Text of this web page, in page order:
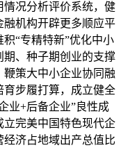
况分析评价系统，健
机构开辟更多顺应平
“专精特新”优化中小
、种子期创业的支撑
策大中小企业协同融
步履打算，成立健全
业+后备企业”良性成
完美中国特色现代企
经济占地域出产总值比